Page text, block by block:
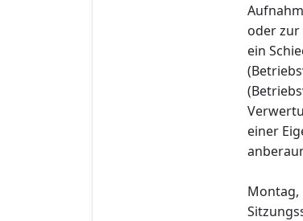
oder zur
ein
einer
Montag,